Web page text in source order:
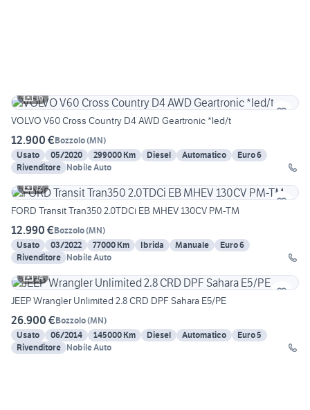
16
VOLVO V60 Cross Country D4 AWD Geartronic *led/t
12.900 €Bozzolo(MN)
Usato
05/2020 299000 Km Diesel Automatico
Euro 6
Rivenditore Nobile Auto
12
FORD Transit Tran350 2.0TDCi EB MHEV 130CV PM-TM
12.990 €Bozzolo(MN)
Usato
03/2022 77000 Km Ibrida Manuale
Euro 6
Rivenditore Nobile Auto
14
JEEP Wrangler Unlimited 2.8 CRD DPF Sahara E5/PE
26.900 €Bozzolo(MN)
Usato
06/2014 145000 Km Diesel Automatico
Euro 5
Rivenditore Nobile Auto